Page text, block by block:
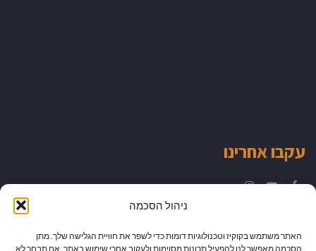
ניהול הסכמה
האתר משתמש בקוקיז וטכנולוגיות דומות כדי לשפר את חוויית הגלישה שלך. מתן
הסכמה מאפשר לנו להפעיל תכונות מסוימות ולעקוב אחרי שימוש באתר. אם תבחר לא
עקבו אחרינו